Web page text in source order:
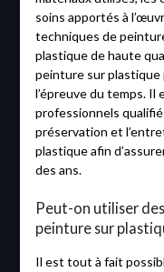
soins apportés à
techniques de
plastique de haute
peinture sur
l’épreuve du temps. Il
professionnels
préservation et
plastique afin
des ans.
Peut-on utiliser
peinture sur
Il est tout à fait